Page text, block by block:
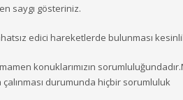
saygı gösteriniz.
edici hareketlerde bulunması
konuklarımızın
çalınması durumunda hiçbir sorumluluk